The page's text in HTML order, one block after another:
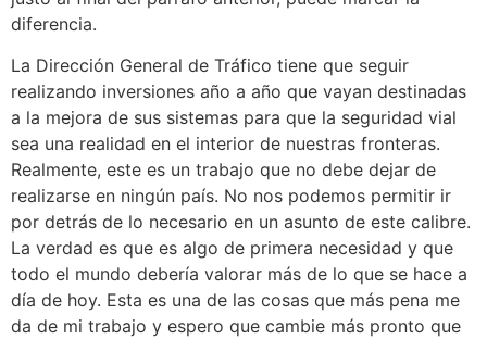
diferencia.
La Dirección General de Tráfico tiene que seguir
realizando inversiones año a año que vayan destinadas
a la mejora de sus sistemas para que la seguridad vial
sea una realidad en el interior de nuestras fronteras.
Realmente, este es un trabajo que no debe dejar de
realizarse en ningún país. No nos podemos permitir ir
por detrás de lo necesario en un asunto de este calibre.
La verdad es que es algo de primera necesidad y que
todo el mundo debería valorar más de lo que se hace a
día de hoy. Esta es una de las cosas que más pena me
da de mi trabajo y espero que cambie más pronto que